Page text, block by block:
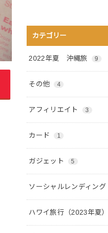
カテゴリー
2022年夏 沖縄旅 9
その他 4
アフィリエイト 3
カード 1
ガジェット 5
ソーシャルレンディング
ハワイ旅行（2023年夏）